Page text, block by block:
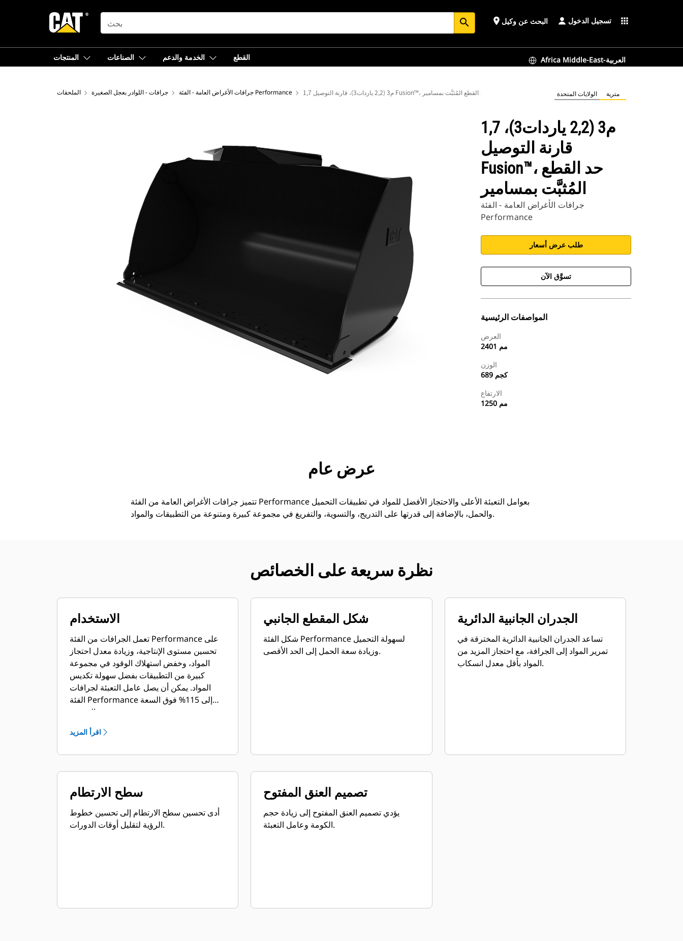
SEARCH search place البحث عن وكيل تسجيل الدخول apps
المنتجات الصناعات الخدمة والدعم القطع Africa Middle-East-العربية
الملحقات جرافات - اللوادر بعجل الصغيرة جرافات الأغراض العامة - الفئة Performance 1,7 م3 (2,2 ياردات3)، قارنة التوصيل Fusion™، حد القطع المُثبَّت بمسامير الولايات المتحدة مترية
1,7 م3 (2,2 ياردات3)،
قارنة التوصيل
Fusion™، حد القطع
المُثبَّت بمسامير
جرافات الأغراض العامة - الفئة
Performance
طلب عرض أسعار
تسوَّق الآن
المواصفات الرئيسية
العرض
2401 مم
الوزن
689 كجم
الارتفاع
1250 مم
الأدوات
عرض عام
تتميز جرافات الأغراض العامة من الفئة Performance بعوامل التعبئة الأعلى والاحتجاز الأفضل للمواد في تطبيقات التحميل
والحمل، بالإضافة إلى قدرتها على التدريج، والتسوية، والتفريغ في مجموعة كبيرة ومتنوعة من التطبيقات والمواد.
نظرة سريعة على الخصائص
الاستخدام
تعمل الجرافات من الفئة Performance على
تحسين مستوى الإنتاجية، وزيادة معدل احتجاز
المواد، وخفض استهلاك الوقود في مجموعة
كبيرة من التطبيقات بفضل سهولة تكديس
المواد. يمكن أن يصل عامل التعبئة لجرافات
الفئة Performance إلى 115% فوق السعة
اقرأ المزيد
شكل المقطع الجانبي
شكل الفئة Performance لسهولة التحميل
وزيادة سعة الحمل إلى الحد الأقصى.
الجدران الجانبية الدائرية
تساعد الجدران الجانبية الدائرية المخترقة في
تمرير المواد إلى الجرافة، مع احتجاز المزيد من
المواد بأقل معدل انسكاب.
سطح الارتطام
أدى تحسين سطح الارتطام إلى تحسين خطوط
الرؤية لتقليل أوقات الدورات.
تصميم العنق المفتوح
يؤدي تصميم العنق المفتوح إلى زيادة حجم
الكومة وعامل التعبئة.